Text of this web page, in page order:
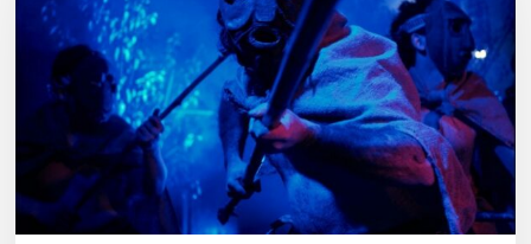
Wiñoy
Tripantü,
KOLLONG
impacta
la